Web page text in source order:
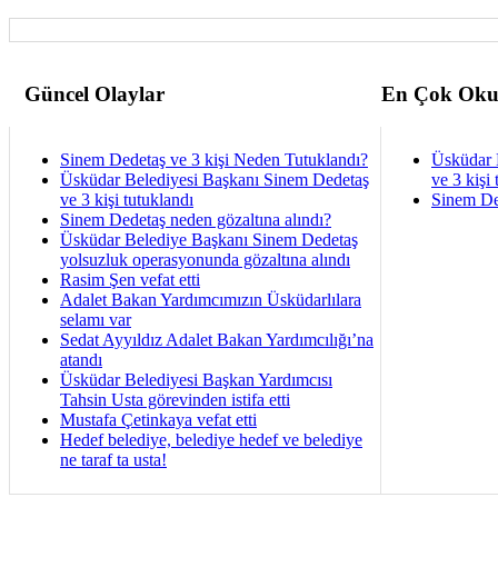
Güncel Olaylar En Çok
Sinem Dedetaş ve 3 kişi Neden Tutuklandı?
Üsküdar Belediyesi Başkanı Sinem Dedetaş
ve 3 kişi tutuklandı
Sinem Dedetaş neden gözaltına alındı?
Üsküdar Belediye Başkanı Sinem Dedetaş
yolsuzluk operasyonunda gözaltına alındı
Rasim Şen vefat etti
Adalet Bakan Yardımcımızın Üsküdarlılara
selamı var
Sedat Ayyıldız Adalet Bakan Yardımcılığı’na
atandı
Üsküdar Belediyesi Başkan Yardımcısı
Tahsin Usta görevinden istifa etti
Mustafa Çetinkaya vefat etti
Hedef belediye, belediye hedef ve belediye
ne taraf ta usta!
Üsküdar
ve 3 kişi
Sinem